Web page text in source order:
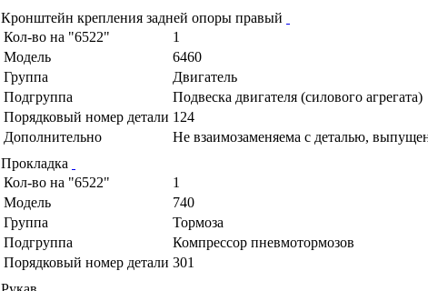
Кронштейн крепления задней опоры правый
Кол-во на "6522"
1
Модель
6460
Группа
Двигатель
Подгруппа
Подвеска двигателя (силового агрегата)
Порядковый номер детали 124
Дополнительно
Не взаимозаменяема с деталью,
Прокладка
Кол-во на "6522"
1
Модель
740
Группа
Тормоза
Подгруппа
Компрессор пневмотормозов
Порядковый номер детали 301